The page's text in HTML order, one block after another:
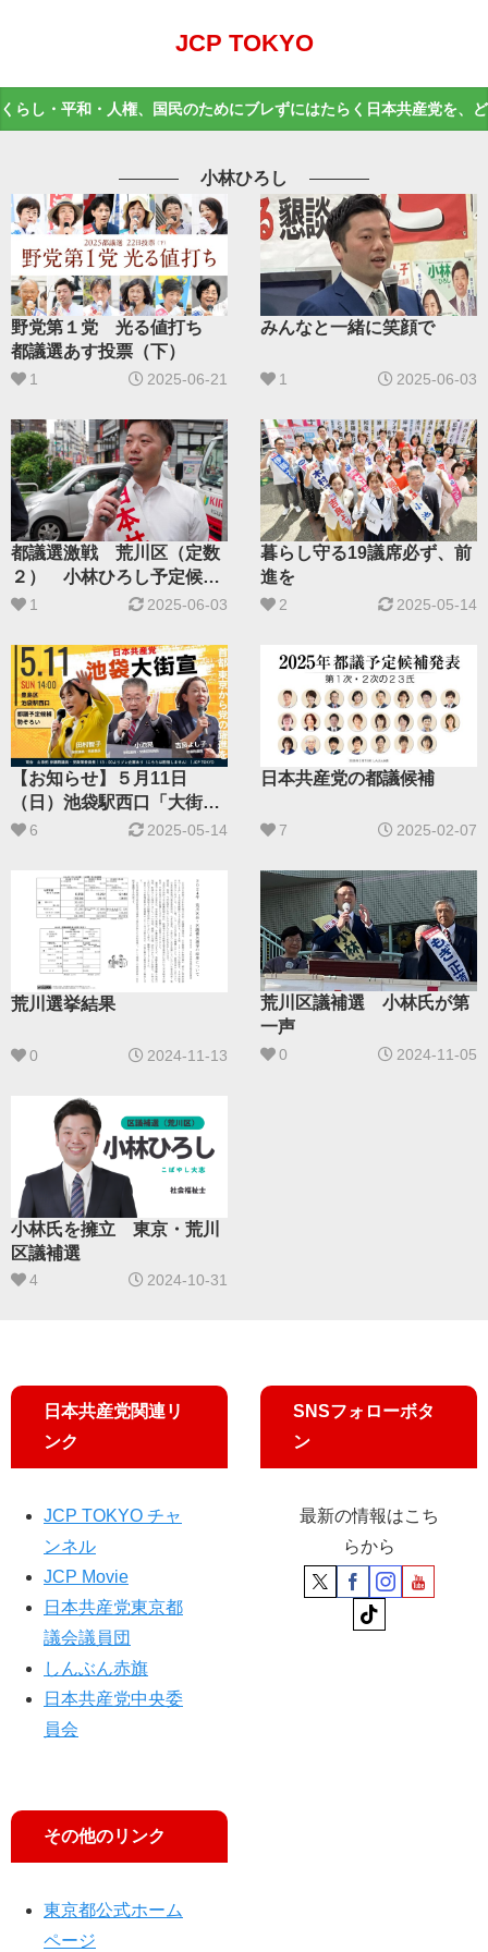
JCP TOKYO
くらし・平和・人権、国民のためにブレずにはたらく日本共産党を、
小林ひろし
野党第１党 光る値打ち
都議選あす投票（下）
1 2025-06-21
みんなと一緒に笑顔で
1 2025-06-03
都議選激戦 荒川区（定数
２） 小林ひろし予定候補
（新）
1 2025-06-03
暮らし守る19議席必ず、前
進を
2 2025-05-14
【お知らせ】５月11日
（日）池袋駅西口「大街頭
演説」
6 2025-05-14
日本共産党の都議候補
7 2025-02-07
荒川選挙結果
0 2024-11-13
荒川区議補選 小林氏が第
一声
0 2024-11-05
小林氏を擁立 東京・荒川
区議補選
4 2024-10-31
日本共産党関連リ
ンク
JCP TOKYO チャ
ンネル
JCP Movie
日本共産党東京都
議会議員団
しんぶん赤旗
日本共産党中央委
員会
その他のリンク
東京都公式ホーム
ページ
SNSフォローボタ
ン
最新の情報はこち
らから